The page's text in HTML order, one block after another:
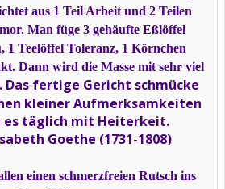
aus 1 Teil Arbeit und 2 Teilen
Man füge 3 gehäufte Eßlöffel
1 Teelöffel Toleranz, 1 Körnchen
Dann wird die Masse mit sehr viel
Das fertige Gericht schmücke
kleiner Aufmerksamkeiten
es täglich mit Heiterkeit.
Goethe (1731-1808)
einen schmerzfreien Rutsch ins